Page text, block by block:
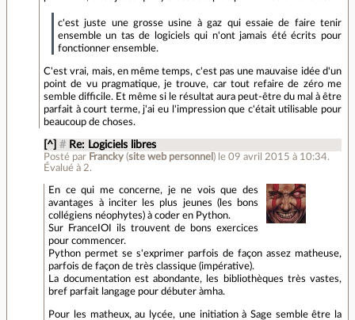
c'est juste une grosse usine à gaz qui essaie de faire tenir
ensemble un tas de logiciels qui n'ont jamais été écrits pour
fonctionner ensemble.
C'est vrai, mais, en même temps, c'est pas une mauvaise idée d'un
point de vu pragmatique, je trouve, car tout refaire de zéro me
semble difficile. Et même si le résultat aura peut-être du mal à être
parfait à court terme, j'ai eu l'impression que c'était utilisable pour
beaucoup de choses.
[^] # Re: Logiciels libres
Posté par Francky (site web personnel ) le 09 avril 2015 à 10:34.
Évalué à 2.
En ce qui me concerne, je ne vois que des
avantages à inciter les plus jeunes (les bons
collégiens néophytes) à coder en Python.
Sur FranceIOI ils trouvent de bons exercices
pour commencer.
Python permet se s'exprimer parfois de façon assez matheuse,
parfois de façon de très classique (impérative).
La documentation est abondante, les bibliothèques très vastes,
bref parfait langage pour débuter àmha.
Pour les matheux, au lycée, une initiation à Sage semble être la